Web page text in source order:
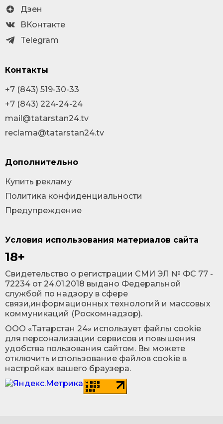
Условия использования материалов сайта
18+
Cвидетельство о регистрации СМИ ЭЛ № ФС 77 -
72234 от 24.01.2018 выдано Федеральной
службой по надзору в сфере
связи,информационных технологий и массовых
коммуникаций (Роскомнадзор).
ООО «Татарстан 24» использует файлы cookie
для персонализации сервисов и повышения
удобства пользования сайтом. Вы можете
отключить использование файлов cookie в
настройках вашего браузера.
Дзен
ВКонтакте
Telegram
Контакты
+7 (843) 519-30-33
+7 (843) 224-24-24
mail@tatarstan24.tv
reclama@tatarstan24.tv
Дополнительно
Купить рекламу
Политика конфиденциальности
Предупреждение